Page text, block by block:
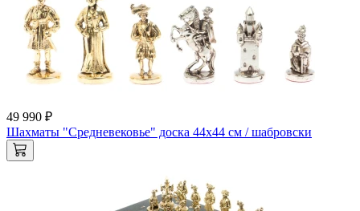
49 990 ₽
Шахматы "Средневековье" доска 44х44 см / шабровски